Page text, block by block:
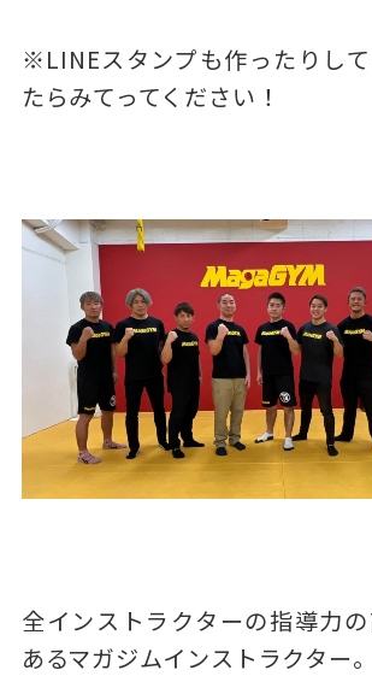
※LINEスタンプも作ったりし
たらみてってください！
全インストラクターの指導力
あるマガジムインストラクター。